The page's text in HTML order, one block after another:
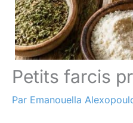
Petits farcis
Par Emanouella